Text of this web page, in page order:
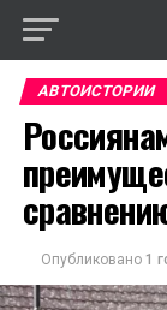
АВТОИСТОРИИ
Опубликовано 1